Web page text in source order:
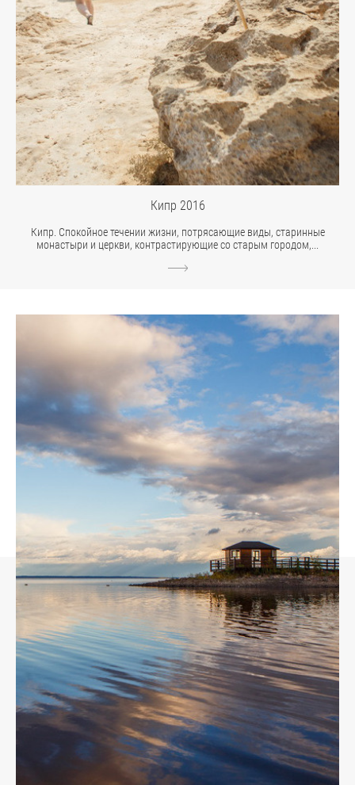
Кипр 2016
Кипр. Спокойное течении жизни, потрясающие виды, старинные
монастыри и церкви, контрастирующие со старым городом,...